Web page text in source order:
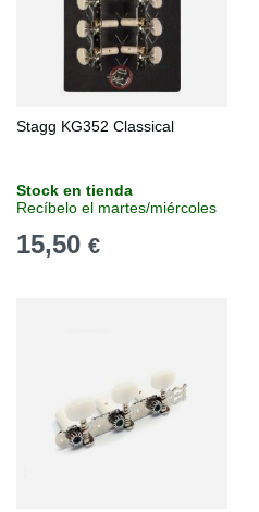
Stagg KG352 Classical
Stock en tienda
Recíbelo el martes/miércoles
15,50 €